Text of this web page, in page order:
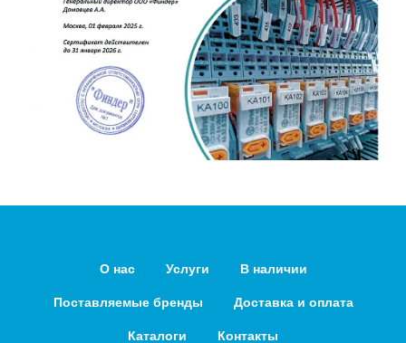
О нас Услуги В наличии
Поставляемые бренды Доставка и оплата
Каталоги Контакты